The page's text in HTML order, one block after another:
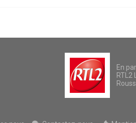
En
RTL2